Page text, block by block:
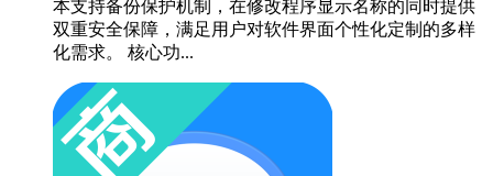
本支持备份保护机制，在修改程序显示名称的同时提供
双重安全保障，满足用户对软件界面个性化定制的多样
化需求。 核心功...